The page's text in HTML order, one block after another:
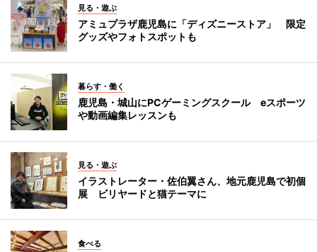
見る・遊ぶ
アミュプラザ鹿児島に「ディズニーストア」 限定
グッズやフォトスポットも
暮らす・働く
鹿児島・城山にPCゲーミングスクール eスポーツ
や動画編集レッスンも
見る・遊ぶ
イラストレーター・佐伯翼さん、地元鹿児島で初個
展 ビリヤードと猫テーマに
食べる